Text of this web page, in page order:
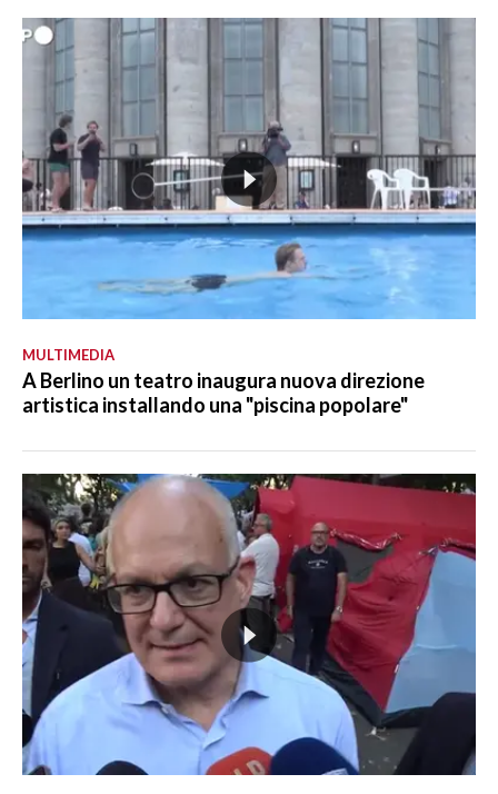
MULTIMEDIA
A Berlino un teatro inaugura nuova direzione
artistica installando una "piscina popolare"